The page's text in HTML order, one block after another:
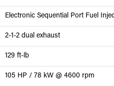
Electronic Sequential Port Fuel
2-1-2 dual exhaust
129 ft-lb
105 HP / 78 kW @ 4600 rpm